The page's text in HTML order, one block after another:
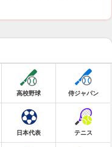
高校野球 侍ジャパン
日本代表 テニス